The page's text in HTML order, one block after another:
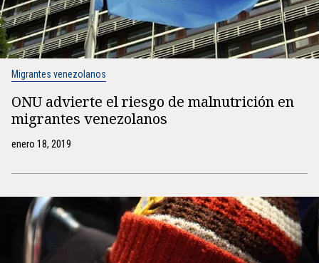
Migrantes venezolanos
ONU advierte el riesgo de malnutrición en
migrantes venezolanos
enero 18, 2019